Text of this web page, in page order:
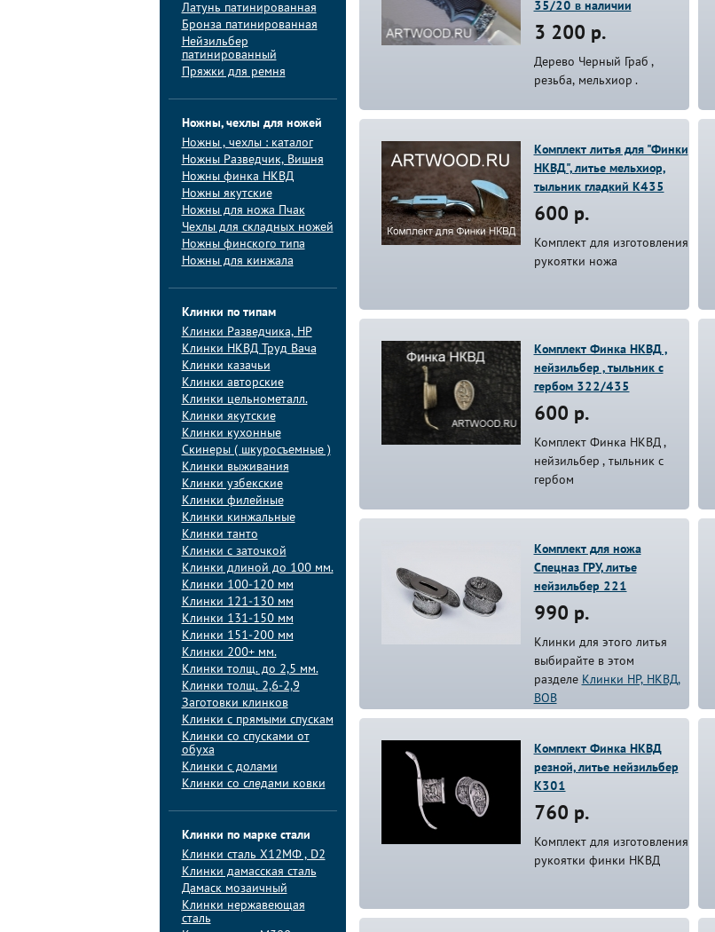
Латунь патинированная
Бронза патинированная
Нейзильбер
патинированный
Пряжки для ремня
Ножны, чехлы для ножей
Ножны , чехлы : каталог
Ножны Разведчик, Вишня
Ножны финка НКВД
Ножны якутские
Ножны для ножа Пчак
Чехлы для складных ножей
Ножны финского типа
Ножны для кинжала
Клинки по типам
Клинки Pазведчика, НP
Клинки НКВД Труд Вача
Клинки казачьи
Клинки авторские
Клинки цельнометалл.
Клинки якутские
Клинки кухонные
Скинеры ( шкуросъемные )
Клинки выживания
Клинки узбекские
Клинки филейные
Клинки кинжальные
Клинки танто
Клинки с заточкой
Клинки длиной до 100 мм.
Клинки 100-120 мм
Клинки 121-130 мм
Клинки 131-150 мм
Клинки 151-200 мм
Клинки 200+ мм.
Клинки толщ. до 2,5 мм.
Клинки толщ. 2,6-2,9
Заготовки клинков
Клинки с прямыми спускам
Клинки со спусками от
обуха
Клинки с долами
Клинки со следами ковки
Клинки по марке стали
Клинки сталь Х12МФ , D2
Клинки дамасская сталь
Дамаск мозаичный
Клинки нержавеющая
сталь
35/20 в наличии
3 200 р.
Дерево Черный Граб ,
резьба, мельхиор .
Комплект литья для "Финки
НКВД", литье мельхиор,
тыльник гладкий К435
600 р.
Комплект для изготовления
рукоятки ножа
Комплект Финка НКВД ,
нейзильбер , тыльник с
гербом 322/435
600 р.
Комплект Финка НКВД ,
нейзильбер , тыльник с
гербом
Комплект для ножа
Спецназ ГРУ, литье
нейзильбер 221
990 р.
Клинки для этого литья
выбирайте в этом
разделе Клинки НP, НКВД,
ВОВ
Комплект Финка НКВД
резной, литье нейзильбер
К301
760 р.
Комплект для изготовления
рукоятки финки НКВД